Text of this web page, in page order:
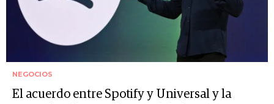
NEGOCIOS
El acuerdo entre Spotify y Universal y la